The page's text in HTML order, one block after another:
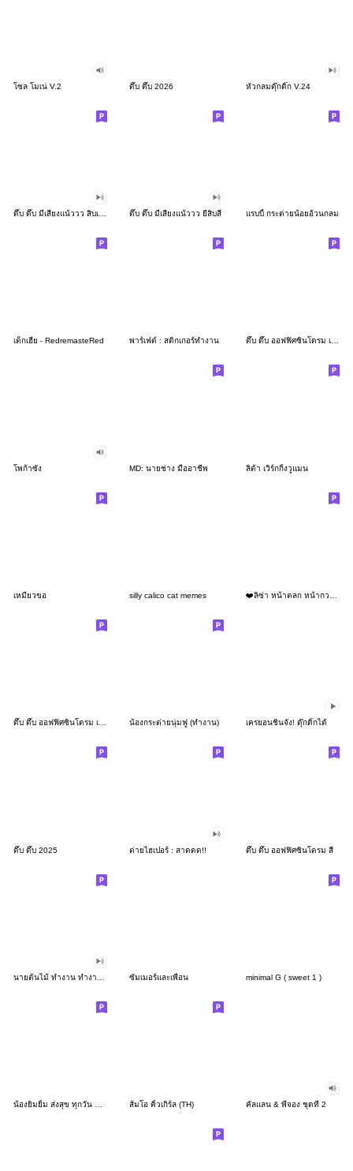
โซล โมเน่ V.2 ดึ๊บ ดึ๊บ 2026 หัวกลมดุ๊กดิ๊ก V.24
ดึ๊บ ดึ๊บ มีเสียงแน้ววว ยี่สิบสี่ แรบบี้ กระต่ายน้อยอ้วนกลม
เด็กเฮีย - RedremasteRed พาร์เฟ่ต์ : สติกเกอร์ทำงาน ดึ๊บ ดึ๊บ ออฟฟิศซินโดรม เจ็ด
โพก้าซัง MD: นายช่าง มืออาชีพ ลิต้า เวิร์กกิ้งวูแมน
เหมียวขอ silly calico cat memes
ดึ๊บ ดึ๊บ ออฟฟิศซินโดรม เก้า น้องกระต่ายนุ่มฟู (ทำงาน) เครยอนชินจัง! ดุ๊กดิ๊กได้
ดึ๊บ ดึ๊บ 2025 ต่ายไฮเปอร์ : สาดดด!! ดึ๊บ ดึ๊บ ออฟฟิศซินโดรม สี่
ซัมเมอร์และเพื่อน minimal G ( sweet 1 )
น้องยิมยิ้ม ส่งสุข ทุกวัน CutePastel THA ส้มโอ คิ้วเกิร์ล (TH) คัลแลน & พี่จอง ชุดที่ 2